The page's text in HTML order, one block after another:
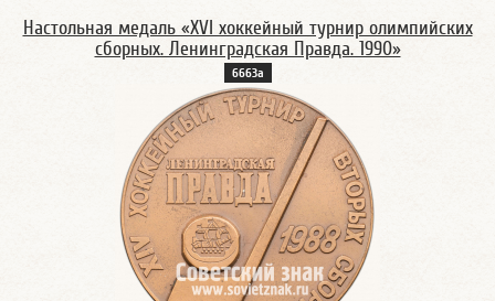
Настольная медаль «XVI хоккейный турнир олимпийских
сборных. Ленинградская Правда. 1990»
6663а